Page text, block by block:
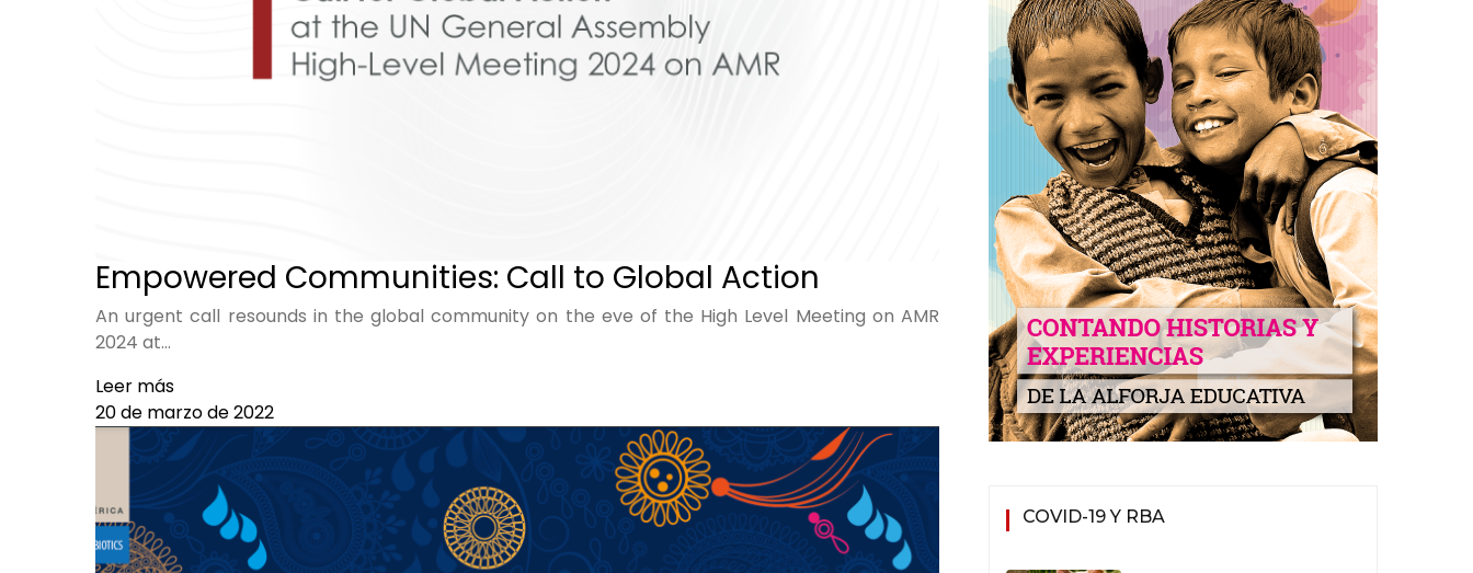
Empowered Communities: Call to Global Action
An urgent call resounds in the global community on the eve of the High Level Meeting on AMR
2024 at…
Leer más
20 de marzo de 2022
COVID-19 Y RBA